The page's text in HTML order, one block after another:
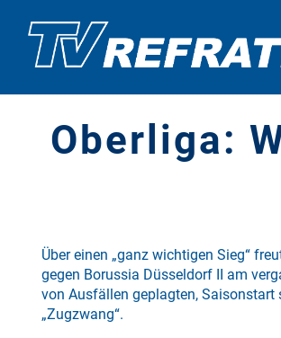
Oberliga:
Über einen „ganz wichtigen Sieg“
gegen Borussia Düsseldorf II am
von Ausfällen geplagten,
„Zugzwang“.